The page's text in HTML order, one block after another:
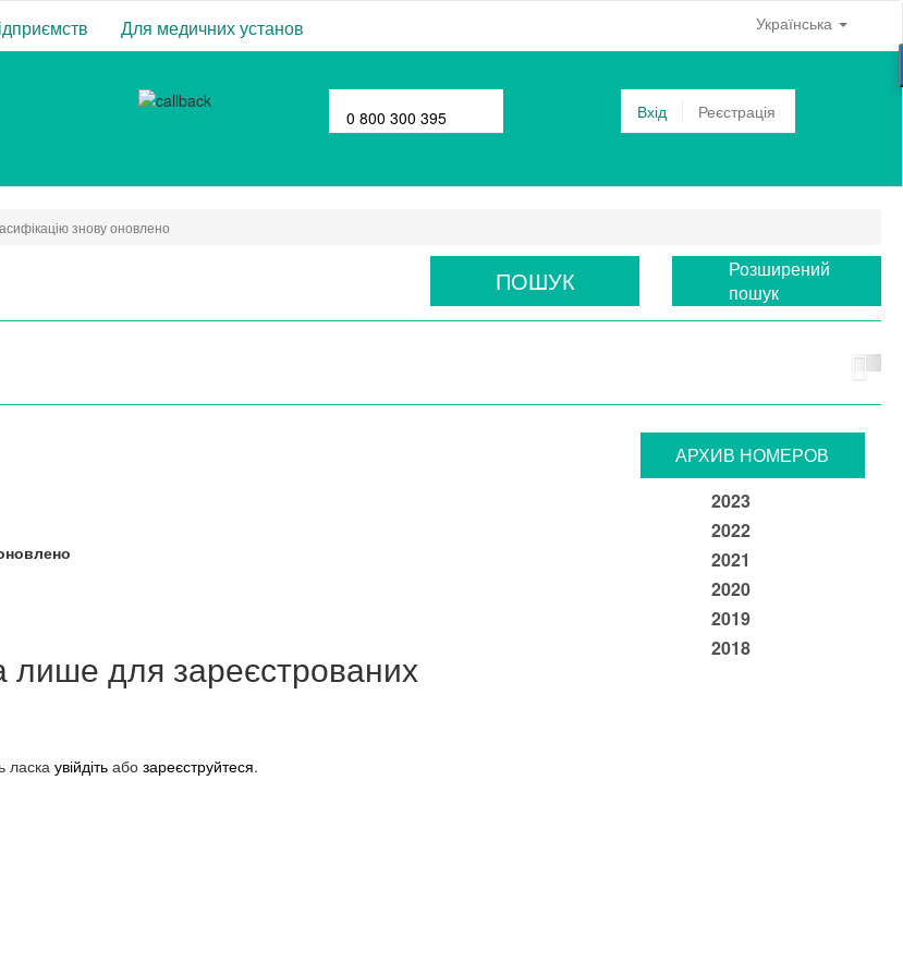
Для медичних установ Українська
0 800 300 395 Вхід Реєстрація
знову оновлено
ПОШУК
Розширений
пошук
лише для зареєстрованих
ласка увійдіть або зареєструйтеся.
АРХИВ НОМЕРОВ
2023
2022
2021
2020
2019
2018